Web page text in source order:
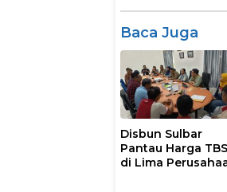
Baca Juga
Disbun Sulbar
Pantau Harga TBS
di Lima